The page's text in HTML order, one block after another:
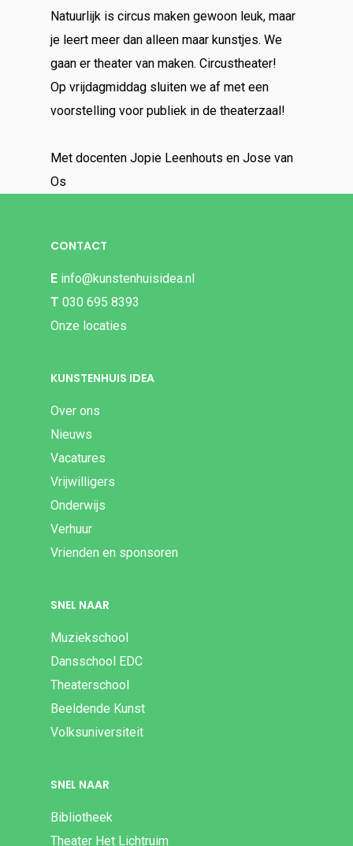
Natuurlijk is circus maken gewoon leuk, maar
je leert meer dan alleen maar kunstjes. We
gaan er theater van maken. Circustheater!
Op vrijdagmiddag sluiten we af met een
voorstelling voor publiek in de theaterzaal!
Met docenten Jopie Leenhouts en Jose van
Os
CONTACT
E info@kunstenhuisidea.nl
T 030 695 8393
Onze locaties
KUNSTENHUIS IDEA
Over ons
Nieuws
Vacatures
Vrijwilligers
Onderwijs
Verhuur
Vrienden en sponsoren
SNEL NAAR
Muziekschool
Dansschool EDC
Theaterschool
Beeldende Kunst
Volksuniversiteit
SNEL NAAR
Bibliotheek
Theater Het Lichtruim